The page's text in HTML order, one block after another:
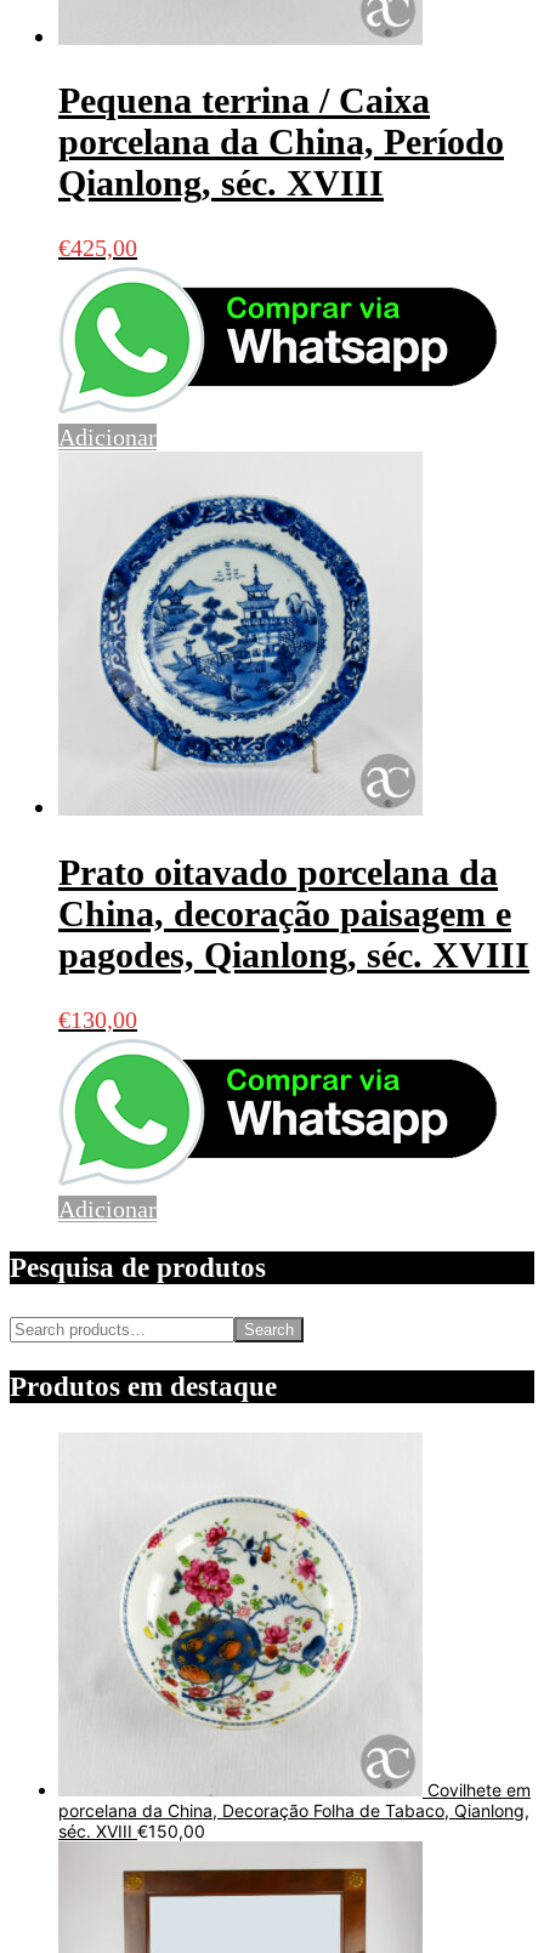
Pequena terrina / Caixa
porcelana da China, Período
Qianlong, séc. XVIII
€425,00
Adicionar
Prato oitavado porcelana da
China, decoração paisagem e
pagodes, Qianlong, séc. XVIII
€130,00
Adicionar
Pesquisa de produtos
Search
Produtos em destaque
Covilhete em
porcelana da China, Decoração Folha de Tabaco, Qianlong,
séc. XVIII €150,00